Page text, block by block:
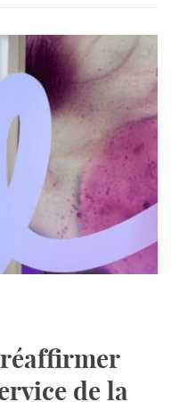
de la